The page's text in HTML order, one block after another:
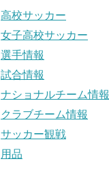
高校サッカー
女子高校サッカー
選手情報
試合情報
ナショナルチーム情報
クラブチーム情報
サッカー観戦
用品